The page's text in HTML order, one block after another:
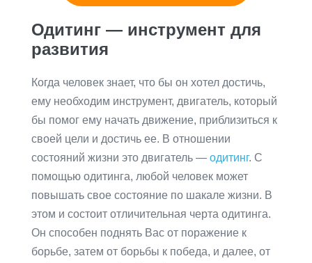
Одитинг — инструмент для
развития
Когда человек знает, что бы он хотел достичь,
ему необходим инструмент, двигатель, который
бы помог ему начать движение, приблизиться к
своей цели и достичь ее. В отношении
состояний жизни это двигатель — одитинг. С
помощью одитинга, любой человек может
повышать свое состояние по шакале жизни. В
этом и состоит отличительная черта одитинга.
Он способен поднять Вас от поражение к
борьбе, затем от борьбы к победа, и далее, от